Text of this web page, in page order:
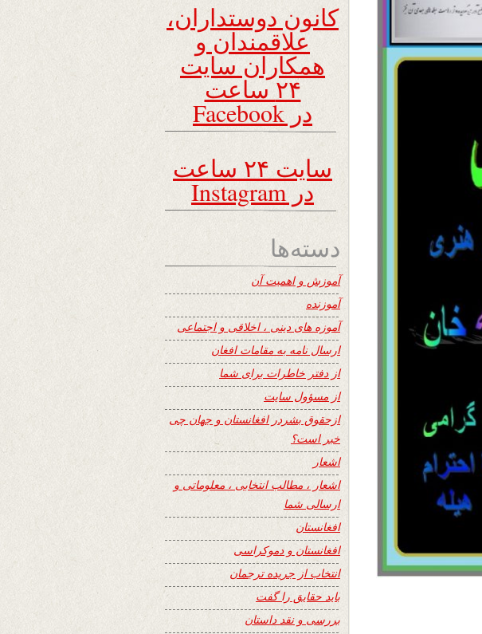
کانون دوستداران،
علاقمندان و
همکاران سایت
۲۴ ساعت
در Facebook
سایت ۲۴ ساعت
در Instagram
دسته‌ها
آموزش و اهمیت آن
آموزنده
آموزه های دینی ، اخلاقی و اجتماعی
ارسال نامه به مقامات افغان
از دفتر خاطرات برای شما
از مسؤول سایت
ازحقوق بشردر افغانستان و جهان چی
خبر است؟
اشعار
اشعار ، مطالب انتخابی ، معلوماتی و
ارسالی شما
افغانستان
افغانستان و دموکراسی
انتخاب از جریده ترجمان
باید حقایق را گفت
بررسی و نقد داستان